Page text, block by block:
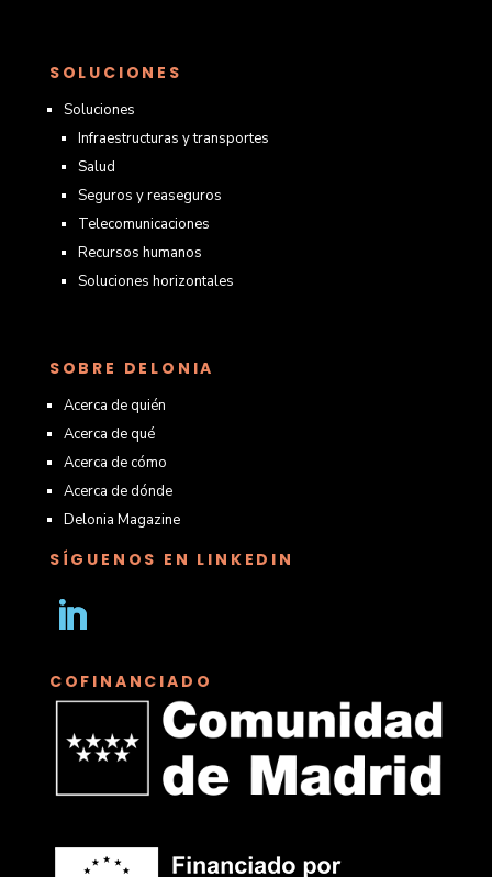
SOLUCIONES
Soluciones
Infraestructuras y transportes
Salud
Seguros y reaseguros
Telecomunicaciones
Recursos humanos
Soluciones horizontales
SOBRE DELONIA
Acerca de quién
Acerca de qué
Acerca de cómo
Acerca de dónde
Delonia Magazine
SÍGUENOS EN LINKEDIN
COFINANCIADO